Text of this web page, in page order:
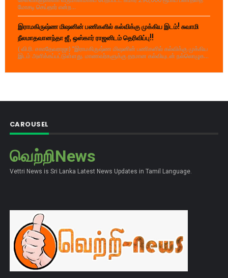
மோசடி செய்தார் என்ற...
இராமகிருஷ்ண மிஷனின் பணிகளில் கல்விக்கு முக்கிய இடம்! சுவாமி
நீலமாதவானந்தா ஜீ, ஒஸ்கார் ராஜனிடம் தெரிவிப்பு!!
( வி.ரி. சகாதேவராஜா) "இராமகிருஷ்ண மிஷனின் பணிகளில் கல்விக்கு முக்கிய
இடம் அளிக்கப்பட்டுள்ளது. மாணவர்களுக்கு தரமான கல்வியுடன் நல்லொழுக...
CAROUSEL
வெற்றிNews
Vettri News is Sri Lanka Latest News Updates in Tamil Language.